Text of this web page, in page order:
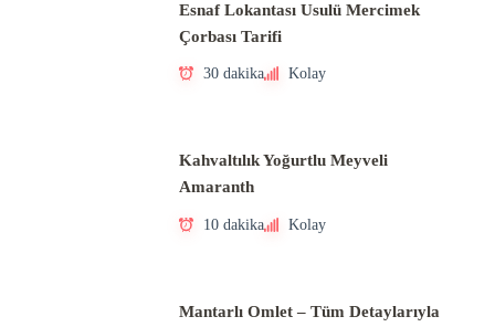
Esnaf Lokantası Usulü Mercimek
Çorbası Tarifi
30 dakika Kolay
Kahvaltılık Yoğurtlu Meyveli
Amaranth
10 dakika Kolay
Mantarlı Omlet – Tüm Detaylarıyla